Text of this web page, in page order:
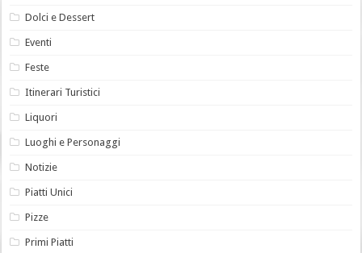
Dolci e Dessert
Eventi
Feste
Itinerari Turistici
Liquori
Luoghi e Personaggi
Notizie
Piatti Unici
Pizze
Primi Piatti